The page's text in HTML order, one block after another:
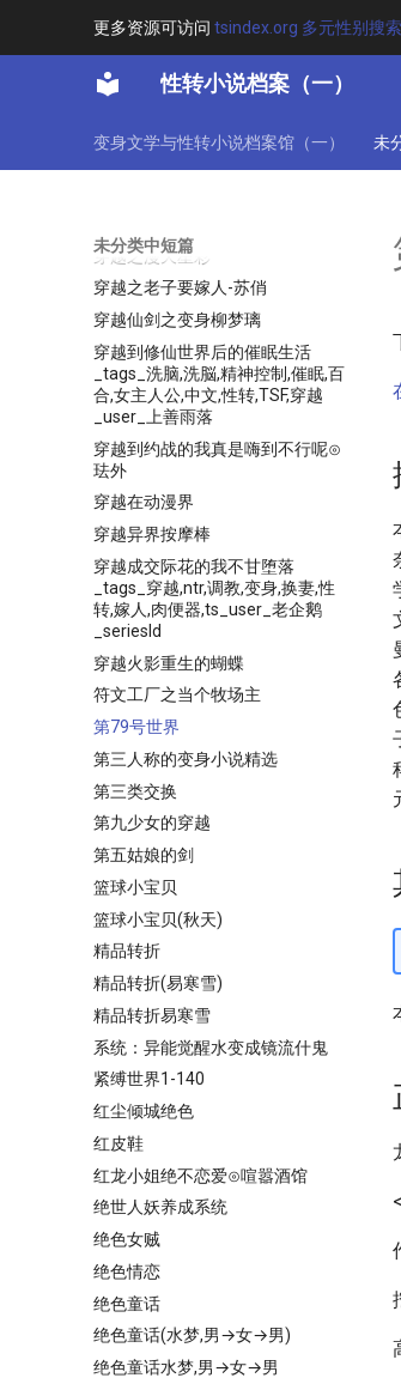
更多资源可访问 tsindex.org 多元性别搜
性转小说档案（一）
变身文学与性转小说档案馆（一） 未
未分类中短篇
禁忌的游戏
空域
穿越之漫天星彩
穿越之老子要嫁人-苏俏
穿越仙剑之变身柳梦璃
穿越到修仙世界后的催眠生活
_tags_洗脑,洗脳,精神控制,催眠,百
合,女主人公,中文,性转,TSF,穿越
_user_上善雨落
穿越到约战的我真是嗨到不行呢⊙
珐外
穿越在动漫界
穿越异界按摩棒
穿越成交际花的我不甘堕落
_tags_穿越,ntr,调教,变身,换妻,性
转,嫁人,肉便器,ts_user_老企鹅
_seriesId
穿越火影重生的蝴蝶
符文工厂之当个牧场主
第79号世界
第三人称的变身小说精选
第三类交换
第九少女的穿越
第五姑娘的剑
篮球小宝贝
篮球小宝贝(秋天)
精品转折
精品转折(易寒雪)
精品转折易寒雪
系统：异能觉醒水变成镜流什鬼
紧缚世界1-140
红尘倾城绝色
红皮鞋
红龙小姐绝不恋爱⊙喧嚣酒馆
绝世人妖养成系统
绝色女贼
绝色情恋
绝色童话
绝色童话(水梦,男→女→男)
绝色童话水梦,男→女→男